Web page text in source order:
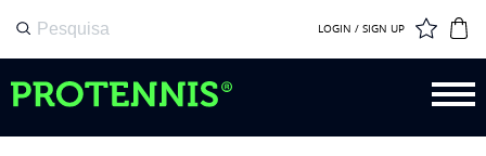
LOGIN / SIGN UP